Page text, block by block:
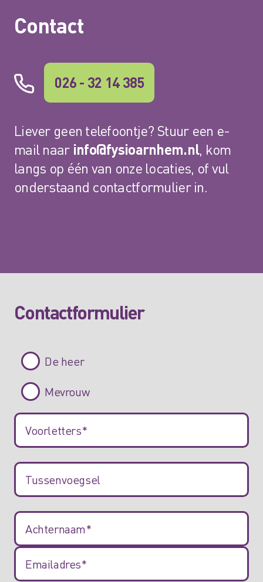
Contact
026 - 32 14 385
Liever geen telefoontje? Stuur een e-
mail naar info@fysioarnhem.nl, kom
langs op één van onze locaties, of vul
onderstaand contactformulier in.
Contactformulier
De heer
Mevrouw
CONTACT